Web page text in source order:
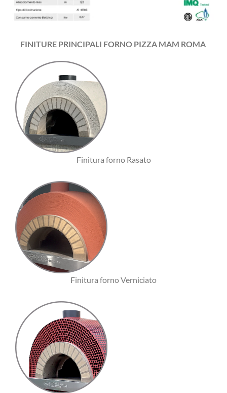
FINITURE PRINCIPALI FORNO PIZZA MAM ROMA
Finitura forno Rasato
Finitura forno Verniciato